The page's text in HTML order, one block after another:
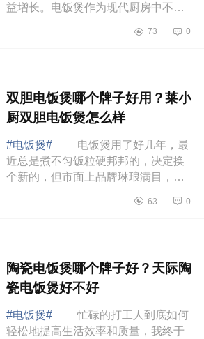
益增长。电饭煲作为现代厨房中不可
能够为我们提供美味的米饭。下面小
73 0
双胆电饭煲哪个牌子好用？莱小
厨双胆电饭煲怎么样
#电饭煲#
电饭煲用了好几年，最
近总是煮不匀饭粒硬邦邦的，决定换
个新的，但市面上品牌琳琅满目，功
绍下双胆电饭煲哪个牌子好用？莱小
63 0
陶瓷电饭煲哪个牌子好？天际陶
瓷电饭煲好不好
#电饭煲#
忙碌的打工人到底如何
轻松地提高生活效率和质量，我终于